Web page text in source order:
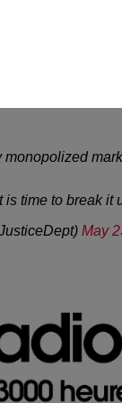
par Live Nation
de la Justice
n’existait
time to break it
May